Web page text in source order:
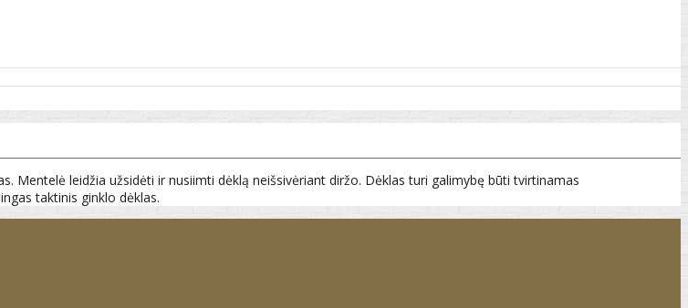
Mentelė leidžia užsidėti ir nusiimti dėklą neišsivėriant diržo. Dėklas turi galimybę būti tvirtinamas
taktinis ginklo dėklas.